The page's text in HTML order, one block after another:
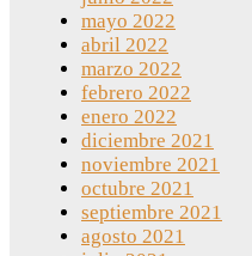
mayo 2022
abril 2022
marzo 2022
febrero 2022
enero 2022
diciembre 2021
noviembre 2021
octubre 2021
septiembre 2021
agosto 2021